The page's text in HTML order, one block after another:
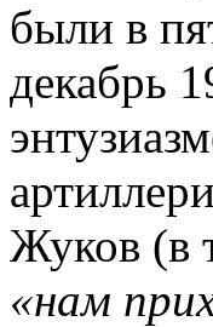
были в
декабрь
Жуков (в
«нам